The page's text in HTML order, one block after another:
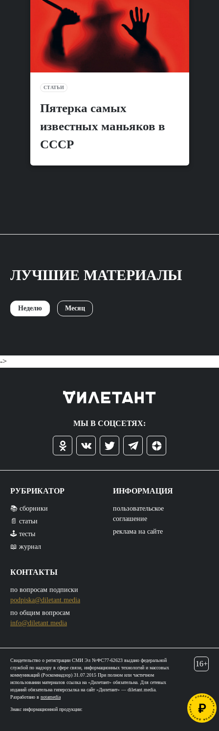
СТАТЬИ
Пятерка самых
известных маньяков в
СССР
ЛУЧШИЕ МАТЕРИАЛЫ
Неделю Месяц
->
МЫ В СОЦСЕТЯХ:
РУБРИКАТОР
📚 сборники
📄 статьи
🕹️ тесты
📖 журнал
КОНТАКТЫ
по вопросам подписки
podpiska@diletant.media
по общим вопросам
info@diletant.media
ИНФОРМАЦИЯ
пользовательское
соглашение
реклама на сайте
Свидетельство о регистрации СМИ Эл №ФС77-62623 выдано федеральной
службой по надзору в сфере связи, информационных технологий и массовых
коммуникаций (Роскомнадзор) 31.07.2015 При полном или частичном
использовании материалов ссылка на «Дилетант» обязательна. Для сетевых
изданий обязательна гиперссылка на сайт «Дилетант» — diletant.media.
Разработано в notamedia
Знакс информационной продукции:
16+